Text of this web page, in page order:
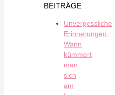
BEITRÄGE
Unvergessliche
Erinnerungen:
Wann
kümmert
man
sich
am